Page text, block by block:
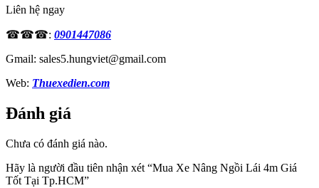
Liên hệ ngay
☎☎☎: 0901447086
Gmail: sales5.hungviet@gmail.com
Web: Thuexedien.com
Đánh giá
Chưa có đánh giá nào.
Hãy là người đầu tiên nhận xét “Mua Xe Nâng Ngồi Lái 4m Giá
Tốt Tại Tp.HCM”